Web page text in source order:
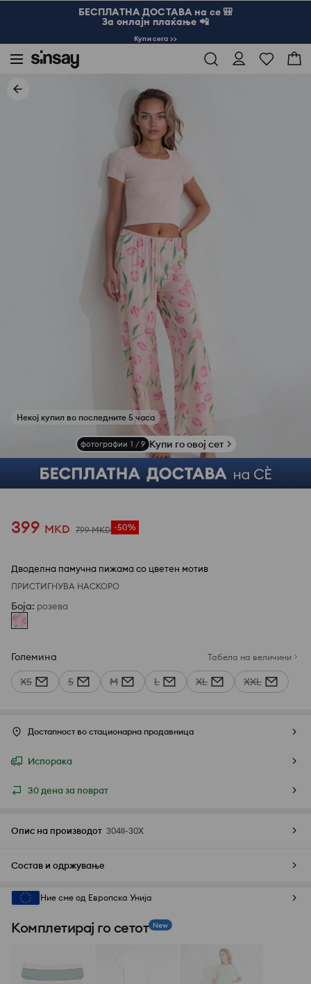
БЕСПЛАТНА ДОСТАВА на се 🎒
За онлајн плаќање 📲
Купи сега >>
фотографии 1 / 9 Купи го овој сет
399 MKD 799 MKD -50%
Дводелна памучна пижама со цветен мотив
ПРИСТИГНУВА НАСКОРО
Боја: розева
Големина Табела на величини
XS S M L XL XXL
Достапност во стационарна продавница
Испорака
30 дена за поврат
Опис на производот 304II-30X
Состав и одржување
Ние сме од Европска Унија
Комплетирај го сетот New